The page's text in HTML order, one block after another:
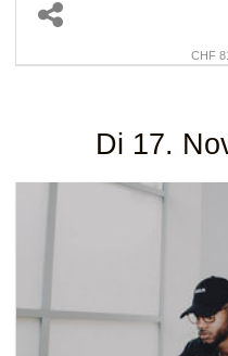
CHF
Di 17.